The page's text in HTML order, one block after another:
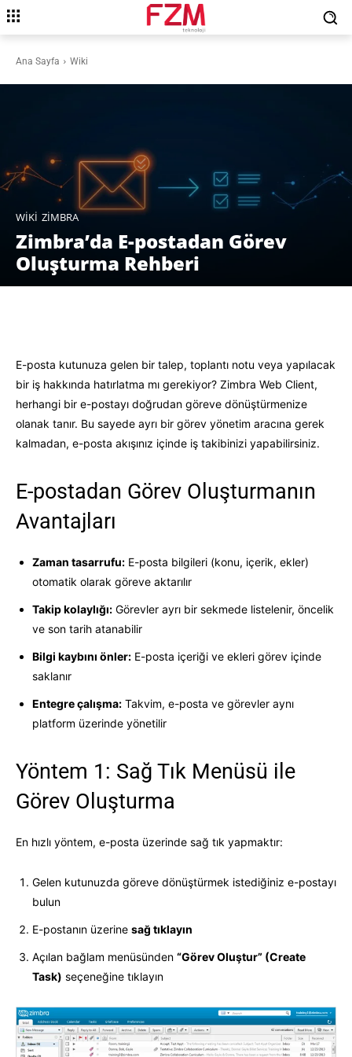
Ana Sayfa Wiki
WIKI ZIMBRA
Zimbra’da E-postadan Görev
Oluşturma Rehberi
E-posta kutunuza gelen bir talep, toplantı notu veya yapılacak
bir iş hakkında hatırlatma mı gerekiyor? Zimbra Web Client,
herhangi bir e-postayı doğrudan göreve dönüştürmenize
olanak tanır. Bu sayede ayrı bir görev yönetim aracına gerek
kalmadan, e-posta akışınız içinde iş takibinizi yapabilirsiniz.
E-postadan Görev Oluşturmanın
Avantajları
Zaman tasarrufu: E-posta bilgileri (konu, içerik, ekler)
otomatik olarak göreve aktarılır
Takip kolaylığı: Görevler ayrı bir sekmede listelenir, öncelik
ve son tarih atanabilir
Bilgi kaybını önler: E-posta içeriği ve ekleri görev içinde
saklanır
Entegre çalışma: Takvim, e-posta ve görevler aynı
platform üzerinde yönetilir
Yöntem 1: Sağ Tık Menüsü ile
Görev Oluşturma
En hızlı yöntem, e-posta üzerinde sağ tık yapmaktır:
Gelen kutunuzda göreve dönüştürmek istediğiniz e-postayı
bulun
E-postanın üzerine sağ tıklayın
Açılan bağlam menüsünden “Görev Oluştur” (Create
Task) seçeneğine tıklayın